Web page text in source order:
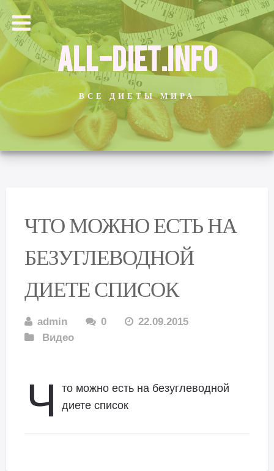
ALL-DIET.INFO
ВСЕ ДИЕТЫ МИРА
ЧТО МОЖНО ЕСТЬ НА
БЕЗУГЛЕВОДНОЙ
ДИЕТЕ СПИСОК
admin 0
22.09.2015
Видео
Ч
то можно есть на безуглеводной
диете список